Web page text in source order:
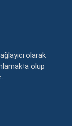
olarak
olup